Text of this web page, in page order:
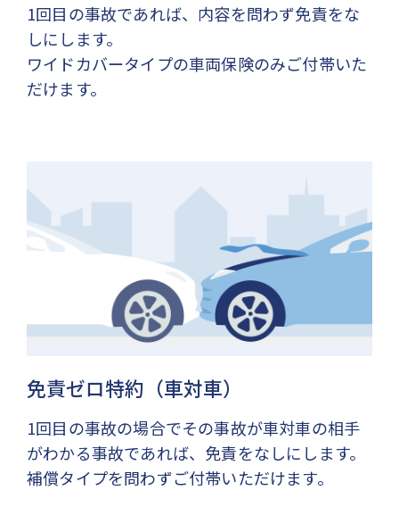
1回目の事故であれば、内容を問わず免責をな
しにします。
ワイドカバータイプの車両保険のみご付帯いた
だけます。
免責ゼロ特約（車対車）
1回目の事故の場合でその事故が車対車の相手
がわかる事故であれば、免責をなしにします。
補償タイプを問わずご付帯いただけます。